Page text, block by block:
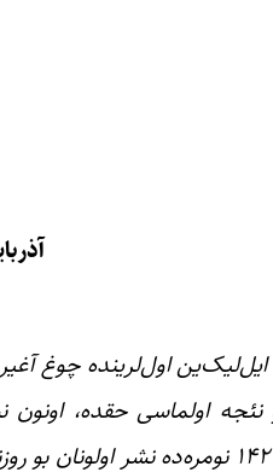
اول‌لرینده چوغ
اولماسی حقده، اونون
معلومات الده یوخدور. ۱۴۲